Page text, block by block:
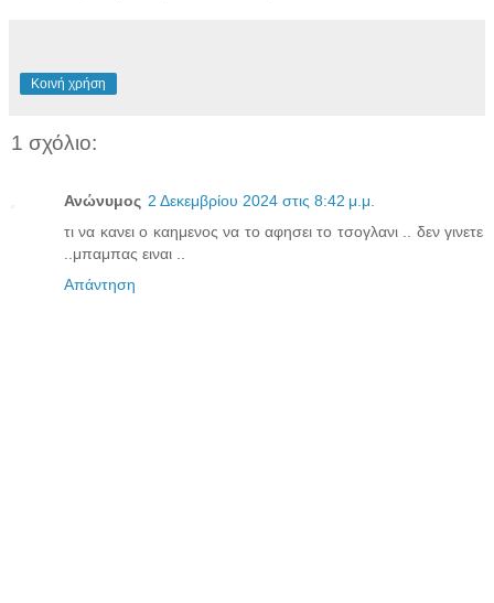
Κοινή χρήση
1 σχόλιο:
Ανώνυμος 2 Δεκεμβρίου 2024 στις 8:42 μ.μ.
τι να κανει ο καημενος να το αφησει το τσογλανι .. δεν γινετε
..μπαμπας ειναι ..
Απάντηση